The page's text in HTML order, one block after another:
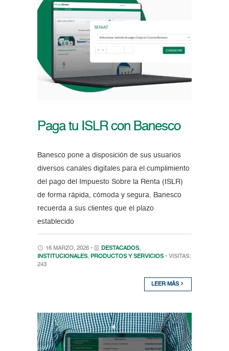
Paga tu ISLR con Banesco
Banesco pone a disposición de sus usuarios
diversos canales digitales para el cumplimiento
del pago del Impuesto Sobre la Renta (ISLR)
de forma rápida, cómoda y segura. Banesco
recuerda a sus clientes que el plazo
establecido
16 MARZO, 2026 • DESTACADOS,
INSTITUCIONALES, PRODUCTOS Y SERVICIOS • VISITAS:
243
LEER MÁS